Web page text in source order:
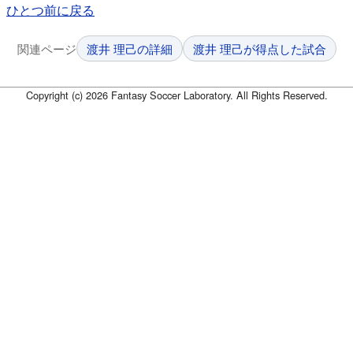
ひとつ前に戻る
関連ページ 渡井 理己の詳細 渡井 理己が得点した試合
Copyright (c) 2026 Fantasy Soccer Laboratory. All Rights Reserved.